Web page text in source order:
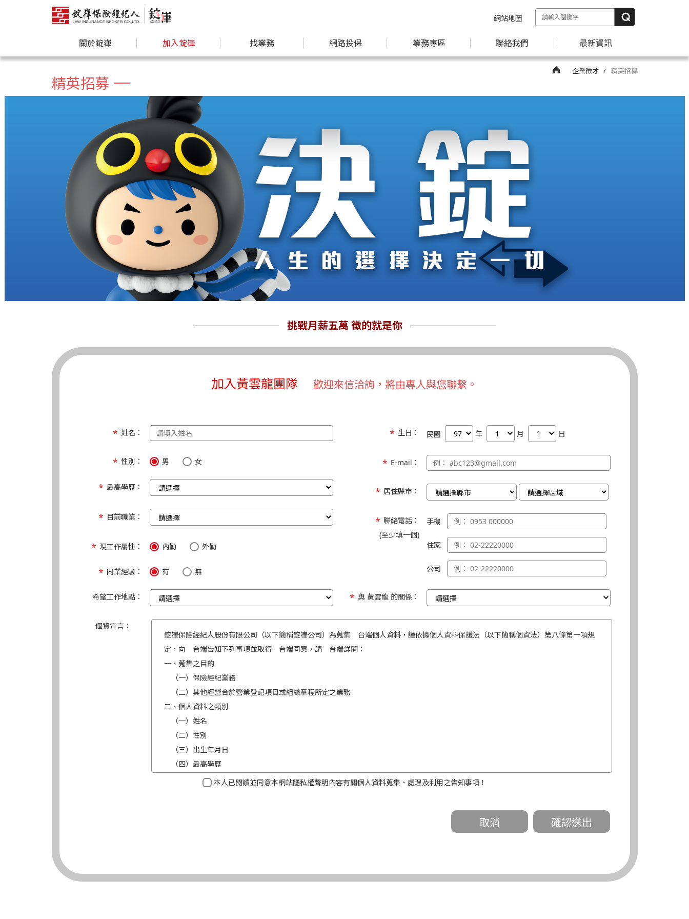
網站地圖
關於錠嵂 加入錠嵂 找業務 網路投保 業務專區 聯絡我們 最新資訊
企業徵才 精英招募
精英招募
挑戰月薪五萬 徵的就是你
加入黃雲龍團隊 歡迎來信洽詢，將由專人與您聯繫。
姓名：
性別： 男 女
最高學歷：
目前職業：
現工作屬性： 內勤 外勤
同業經驗： 有 無
希望工作地點：
生日： 民國 年 月 日
E-mail：
居住縣市：
聯絡電話：
(至少填一個)
手機
住家
公司
與 黃雲龍 的關係：
個資宣言：
錠嵂保險經紀人股份有限公司（以下簡稱錠嵂公司）為蒐集 台端個人資料，謹依據個人資料保護法（以下簡稱個資法）第八條第一項規
定，向 台端告知下列事項並取得 台端同意，請 台端詳閱：
一、蒐集之目的
（一）保險經紀業務
（二）其他經營合於營業登記項目或組織章程所定之業務
二、個人資料之類別
（一）姓名
（二）性別
（三）出生年月日
（四）最高學歷
（五）目前職業及工作屬性
本人已閱讀並同意本網站隱私權聲明內容有關個人資料蒐集、處理及利用之告知事項！